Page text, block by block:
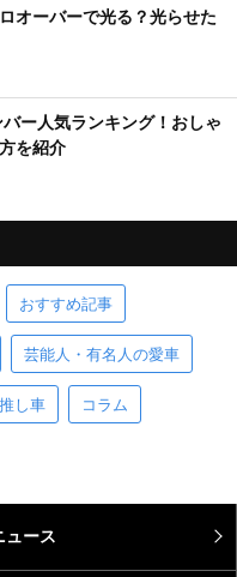
オーバーで光る？光らせた
バー人気ランキング！おしゃ
を紹介
おすすめ記事
芸能人・有名人の愛車
推し車 コラム
ュース